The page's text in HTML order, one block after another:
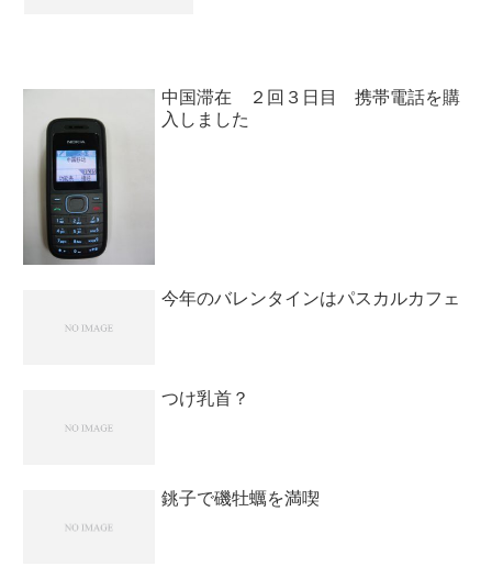
中国滞在 ２回３日目 携帯電話を購
入しました
今年のバレンタインはパスカルカフェ
つけ乳首？
銚子で磯牡蠣を満喫